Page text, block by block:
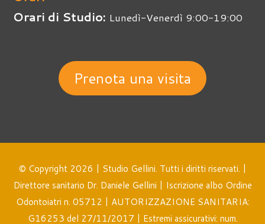
Orari di Studio: Lunedì-Venerdì 9:00-19:00
Prenota una visita
© Copyright 2026 | Studio Gellini. Tutti i diritti riservati. |
Direttore sanitario Dr. Daniele Gellini | Iscrizione albo Ordine
Odontoiatri n. 05712 | AUTORIZZAZIONE SANITARIA:
G16253 del 27/11/2017 | Estremi assicurativi: num.